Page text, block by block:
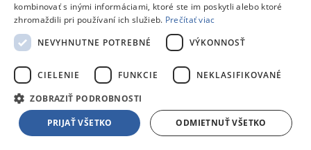
Autá a stroje
Jada RC Mickey Roadster
Doprava zdarma
Na objednávku
21,00 €
s DPH
Pridať do košíka
Porovnať
226241
kombinovať s inými informáciami, ktoré ste im poskytli alebo ktoré
zhromaždili pri používaní ich služieb. Prečítať viac
NEVYHNUTNE POTREBNÉ
VÝKONNOSŤ
CIELENIE FUNKCIE NEKLASIFIKOVANÉ
ZOBRAZIŤ PODROBNOSTI
PRIJAŤ VŠETKO ODMIETNUŤ VŠETKO